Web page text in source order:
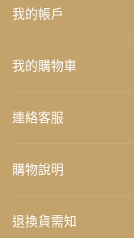
我的帳戶
我的購物車
連絡客服
購物說明
退換貨需知